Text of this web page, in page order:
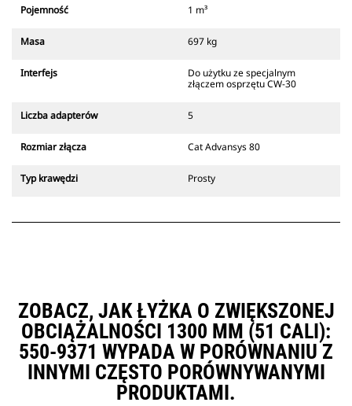
zasięgu wzroku operatora.
Cat są zgodne z gąsienicowymi
koparkami kołowymi. Dostępne są
kopania rowów.
specjalnych złączy CW
szybkozłączy. Specjalne złącza CW
mocowania osprzętu.
Pojemność 1 m³
Masa 697 kg
Interfejs
Do użytku ze specjalnym
złączem osprzętu CW-30
Liczba adapterów 5
Rozmiar złącza Cat Advansys 80
Typ krawędzi Prosty
ZOBACZ, JAK ŁYŻKA O ZWIĘKSZONEJ
OBCIĄŻALNOŚCI 1300 MM (51 CALI):
550-9371 WYPADA W PORÓWNANIU Z
INNYMI CZĘSTO PORÓWNYWANYMI
PRODUKTAMI.